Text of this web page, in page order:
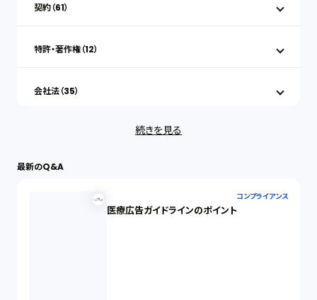
契約（61）
特許・著作権（12）
会社法（35）
労働問題（33）
続きを見る
最新のQ&A
コンプライアンス
医療広告ガイドラインのポイント